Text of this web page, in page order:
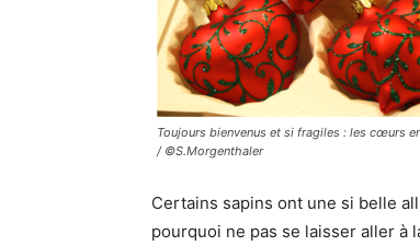
Toujours bienvenus et si fragiles : les cœurs
/ ©S.Morgenthaler
Certains sapins ont une si belle
pourquoi ne pas se laisser aller